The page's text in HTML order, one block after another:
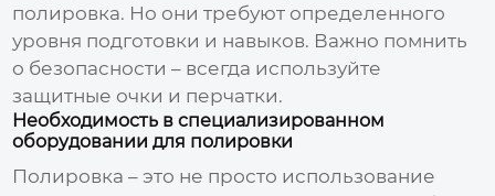
полировка. Но они требуют определенного
уровня подготовки и навыков. Важно помнить
о безопасности – всегда используйте
защитные очки и перчатки.
Необходимость в специализированном
оборудовании для полировки
Полировка – это не просто использование